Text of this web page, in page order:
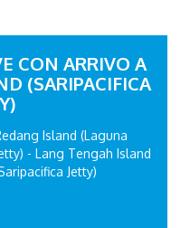
CON ARRIVO A
(SARIPACIFICA
Island (Laguna
- Lang Tengah Island
Jetty)